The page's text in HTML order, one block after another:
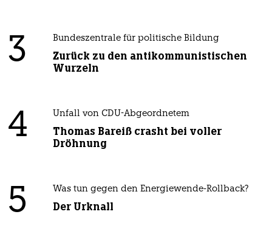
3 Bundeszentrale für politische Bildung
Zurück zu den antikommunistischen
Wurzeln
4 Unfall von CDU-Abgeordnetem
Thomas Bareiß crasht bei voller
Dröhnung
5 Was tun gegen den Energiewende-Rollback?
Der Urknall